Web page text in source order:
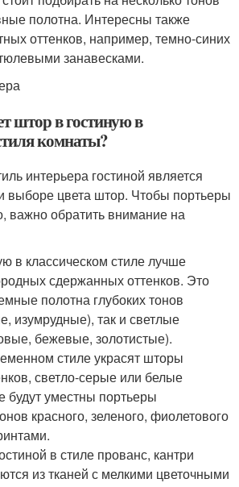
полотна. Интересны также
оттенков, например, темно-синих
занавесками.
штор в гостиную в
комнаты?
интерьера гостиной является
цвета штор. Чтобы портьеры
важно обратить внимание на
в классическом стиле лучше
сдержанных оттенков. Это
полотна глубоких тонов
изумрудные), так и светлые
бежевые, золотистые).
стиле украсят шторы
светло-серые или белые
будут уместны портьеры
красного, зеленого, фиолетового
в стиле прованс, кантри
из тканей с мелкими цветочными